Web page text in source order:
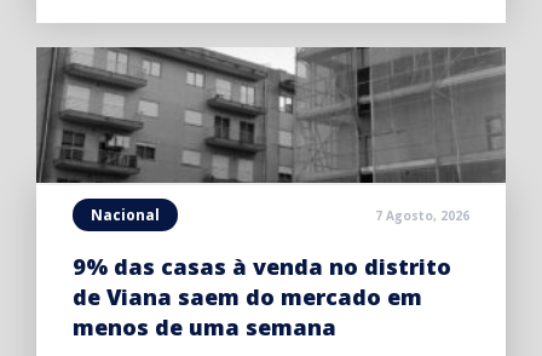
Nacional 7 Agosto, 2026
9% das casas à venda no distrito
de Viana saem do mercado em
menos de uma semana